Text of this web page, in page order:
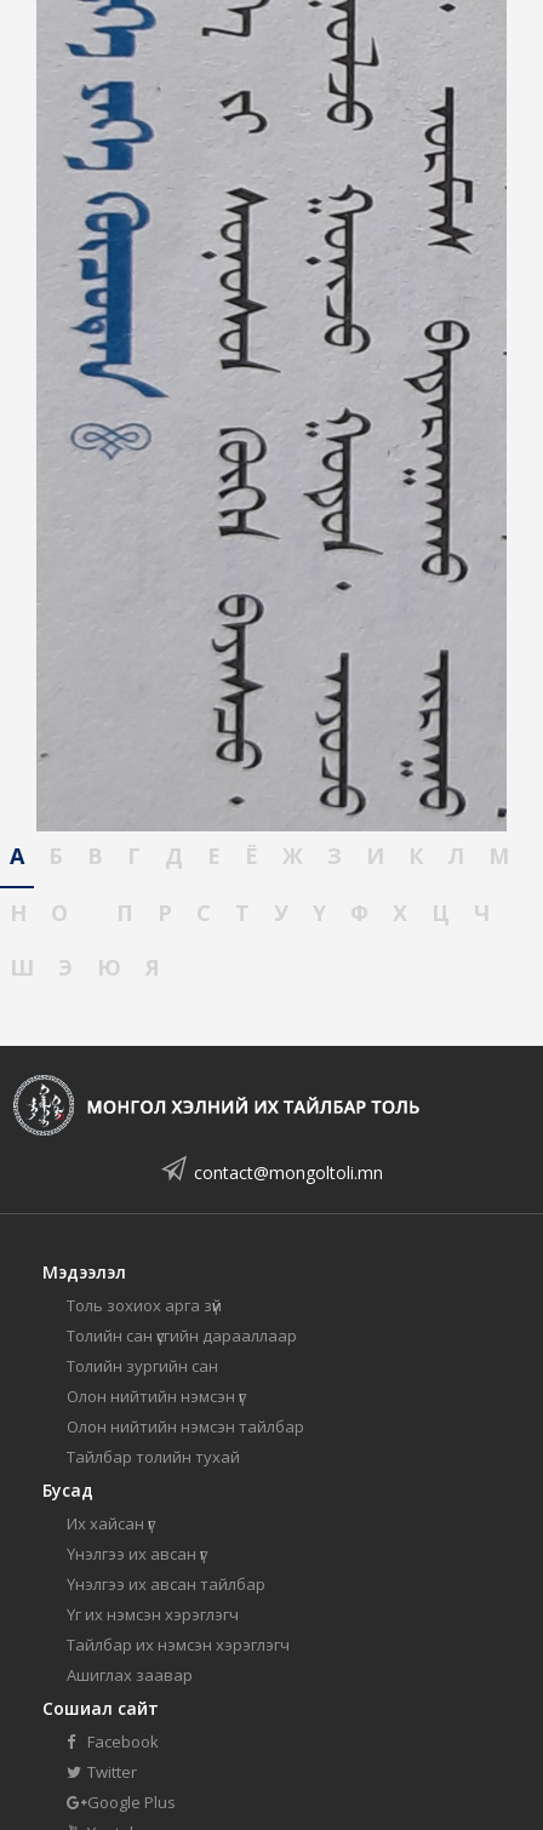
А Б В Г Д Е Ё Ж З И К Л
М
Н
О П Р С Т У Ү Ф Х Ц
Ч
Ш
Э Ю Я
contact@mongoltoli.mn
Мэдээлэл
Толь зохиох арга зүй
Толийн сан үсгийн дарааллаар
Толийн зургийн сан
Олон нийтийн нэмсэн үг
Олон нийтийн нэмсэн тайлбар
Тайлбар толийн тухай
Бусад
Их хайсан үг
Үнэлгээ их авсан үг
Үнэлгээ их авсан тайлбар
Үг их нэмсэн хэрэглэгч
Тайлбар их нэмсэн хэрэглэгч
Ашиглах заавар
Сошиал сайт
Facebook
Twitter
Google Plus